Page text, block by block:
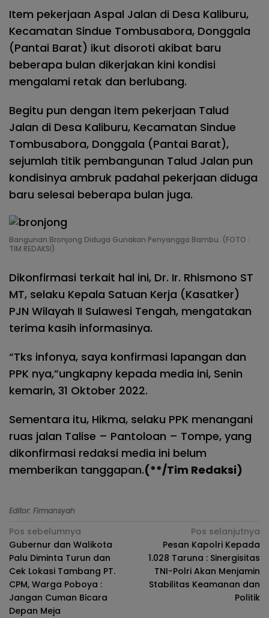
Item pekerjaan Aspal Jalan di Desa Kaliburu,
Kecamatan Sindue Tombusabora, Donggala
(Pantai Barat) ikut disoroti akibat baru
beberapa bulan dikerjakan kini kondisi
mengalami retak dan berlubang.
Begitu pun dengan item pekerjaan Talud
Jalan di Desa Kaliburu, Kecamatan Sindue
Tombusabora, Donggala (Pantai Barat),
sejumlah titik pembangunan Talud Jalan pun
kondisinya ambruk padahal pekerjaan diduga
baru selesai beberapa bulan juga.
Bangunan Bronjong Diduga Gunakan Penyangga Bambu. (FOTO :
TIM REDAKSI)
Dikonfirmasi terkait hal ini, Dr. Ir. Rhismono ST
MT, selaku Kepala Satuan Kerja (Kasatker)
PJN Wilayah II Sulawesi Tengah, mengatakan
terima kasih informasinya.
“Tks infonya, saya konfirmasi lapangan dan
PPK nya,”ungkapny kepada media ini, Senin
kemarin, 31 Oktober 2022.
Sementara itu, Hikma, selaku PPK menangani
ruas jalan Talise – Pantoloan – Tompe, yang
dikonfirmasi redaksi media ini belum
memberikan tanggapan.(**/Tim Redaksi)
Editor: Firmansyah
Navigasi
pos
Pos sebelumnya
Gubernur dan Walikota
Palu Diminta Turun dan
Cek Lokasi Tambang PT.
CPM, Warga Poboya :
Jangan Cuman Bicara
Depan Meja
Pos selanjutnya
Pesan Kapolri Kepada
1.028 Taruna : Sinergisitas
TNI-Polri Akan Menjamin
Stabilitas Keamanan dan
Politik